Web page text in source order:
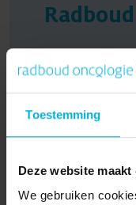
Toestemming
Deze website
We gebruiken
Heb je
informatie?